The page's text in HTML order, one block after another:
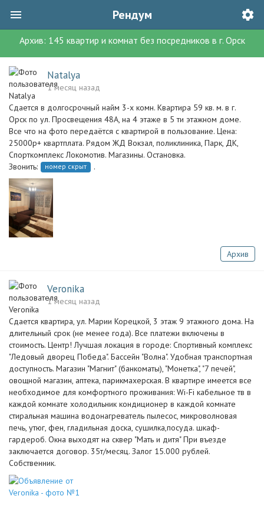
Рендум
Архив: 145 квартир и комнат без посредников в г. Орск
Natalya
1 месяц назад
Сдается в долгосрочный найм 3-х комн. Квартира 59 кв. м. в г.
Орск по ул. Просвещения 48А, на 4 этаже в 5 ти этажном доме.
Все что на фото передаётся с квартирой в пользование. Цена:
25000р+ квартплата. Рядом ЖД Вокзал, поликлиника, Парк, ДК,
Спорткомплекс Локомотив. Магазины. Остановка.
Звонить:
номер скрыт .
Архив
Veronika
1 месяц назад
Сдается квартира, ул. Марии Корецкой, 3 этаж 9 этажного дома. На
длительный срок (не менее года). Все платежи включены в
стоимость. Центр! Лучшая локация в городе: Спортивный комплекс
"Ледовый дворец Победа". Бассейн "Волна". Удобная транспортная
доступность. Магазин "Магнит" (банкоматы), "Монетка", "7 печей",
овощной магазин, аптека, парикмахерская. В квартире имеется все
необходимое для комфортного проживания: Wi-Fi кабельное тв в
каждой комнате холодильник кондиционер в каждой комнате
стиральная машина водонагреватель пылесос, микроволновая
печь, утюг, фен, гладильная доска, сушилка,посуда. шкаф-
гардероб. Окна выходят на сквер "Мать и дитя" При въезде
заключается договор. 35т/месяц. Залог 15.000 рублей.
Собственник.